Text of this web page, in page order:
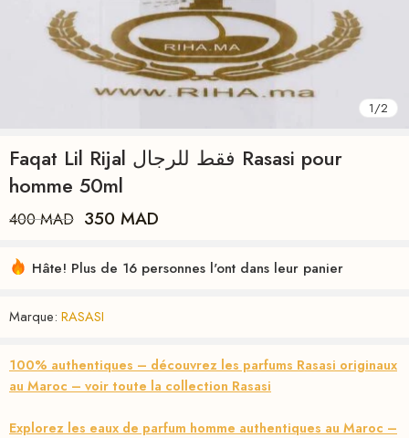
1/2
Faqat Lil Rijal فقط للرجال Rasasi pour
homme 50ml
400MAD 350 MAD
Hâte! Plus de 16 personnes l'ont dans leur panier
Marque: RASASI
100% authentiques – découvrez les parfums Rasasi originaux
au Maroc – voir toute la collection Rasasi
Explorez les eaux de parfum homme authentiques au Maroc –